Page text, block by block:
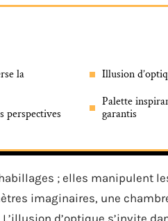
la
perspectives
Illusion
Palette
garantis
; elles manipulent
imaginaires, une
d’optique s’invite